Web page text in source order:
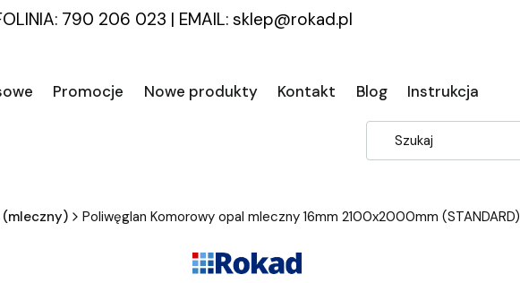
790 206 023 | EMAIL: sklep@rokad.pl
Promocje Nowe produkty Kontakt Blog Instrukcja
(mleczny) Poliwęglan Komorowy opal mleczny 16mm 2100x2000mm (STANDARD)